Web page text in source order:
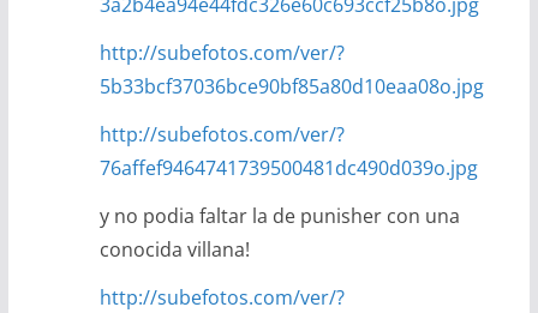
http://subefotos.com/ver/?
5b33bcf37036bce90bf85a80d10eaa08o.jpg
http://subefotos.com/ver/?
76affef9464741739500481dc490d039o.jpg
y no podia faltar la de punisher con una
conocida villana!
http://subefotos.com/ver/?